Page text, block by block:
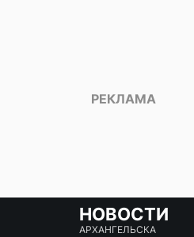
НОВОСТИ
АРХАНГЕЛЬСКА